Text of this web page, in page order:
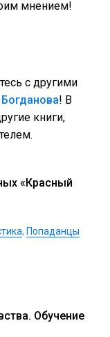
мнением!
с другими
! В
книги,
«Красный
, Попаданцы
Обучение